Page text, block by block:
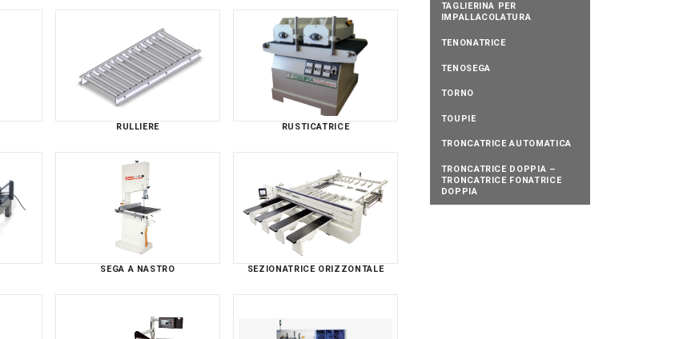
RULLIERE RUSTICATRICE
SEGA A NASTRO SEZIONATRICE ORIZZONTALE
TAGLIERINA PER
IMPALLACOLATURA
TENONATRICE
TENOSEGA
TORNO
TOUPIE
TRONCATRICE AUTOMATICA
TRONCATRICE DOPPIA –
TRONCATRICE FONATRICE
DOPPIA